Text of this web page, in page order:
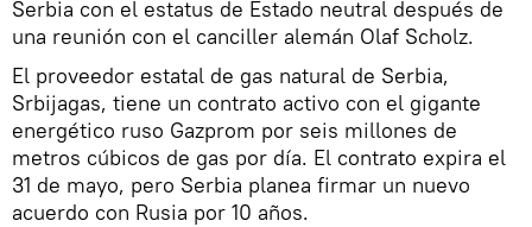
Serbia con el estatus de Estado neutral después de
una reunión con el canciller alemán Olaf Scholz.
El proveedor estatal de gas natural de Serbia,
Srbijagas, tiene un contrato activo con el gigante
energético ruso Gazprom por seis millones de
metros cúbicos de gas por día. El contrato expira el
31 de mayo, pero Serbia planea firmar un nuevo
acuerdo con Rusia por 10 años.